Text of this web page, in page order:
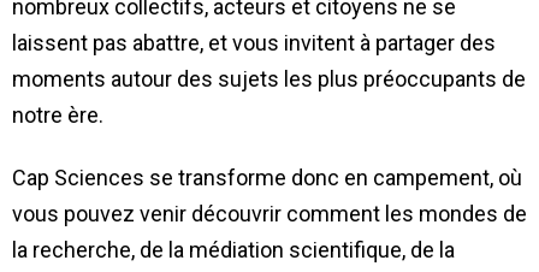
nombreux collectifs, acteurs et citoyens ne se
laissent pas abattre, et vous invitent à partager des
moments autour des sujets les plus préoccupants de
notre ère.
Cap Sciences se transforme donc en campement, où
vous pouvez venir découvrir comment les mondes de
la recherche, de la médiation scientifique, de la